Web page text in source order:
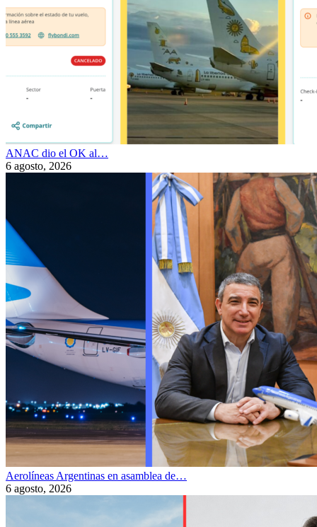
ANAC dio el OK al…
6 agosto, 2026
Aerolíneas Argentinas en asamblea de…
6 agosto, 2026